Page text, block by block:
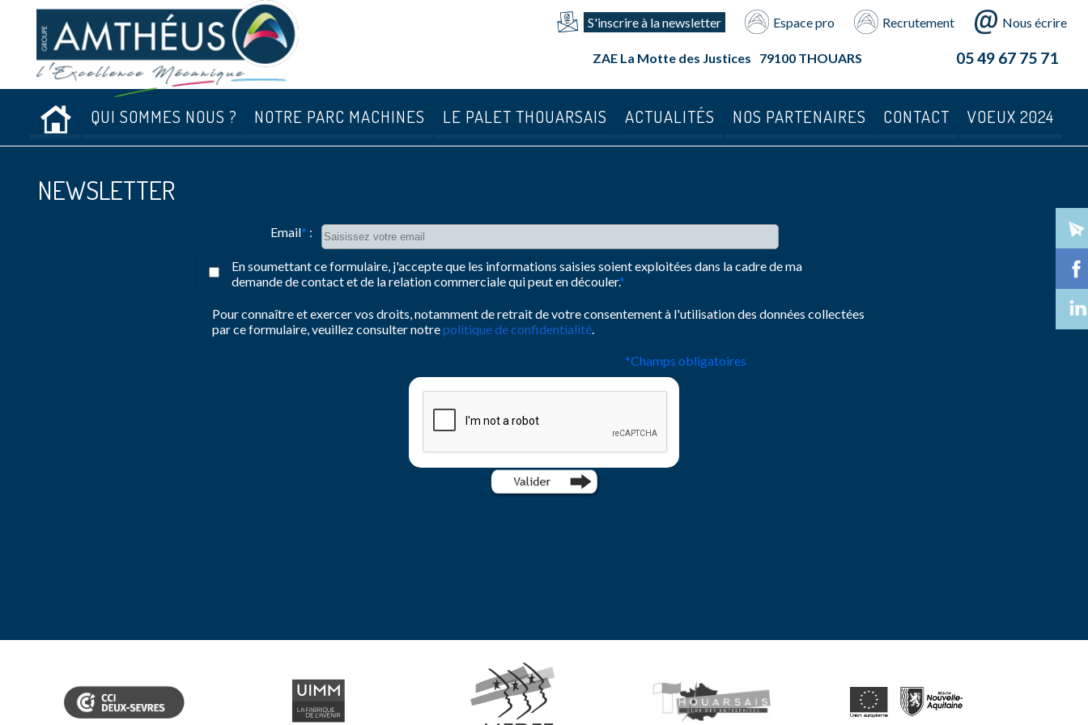
05 49 67 75 71
ZAE La Motte des Justices 79100 THOUARS
Accueil QUI SOMMES NOUS ? NOTRE PARC MACHINES LE PALET THOUARSAIS ACTUALITÉS NOS PARTENAIRES CONTACT VOEUX 2024
Accueil
S'inscrire à la newsletter Espace pro Recrutement Nous écrire
NEWSLETTER
Email* :
En soumettant ce formulaire, j'accepte que les informations saisies soient exploitées dans la cadre de ma
demande de contact et de la relation commerciale qui peut en découler.*
Pour connaître et exercer vos droits, notamment de retrait de votre consentement à l'utilisation des données collectées
par ce formulaire, veuillez consulter notrepolitique de confidentialité.
*Champs obligatoires